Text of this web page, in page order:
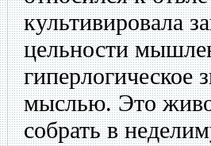
культивировала
цельности
гиперлогическое
мыслью. Это
собрать в